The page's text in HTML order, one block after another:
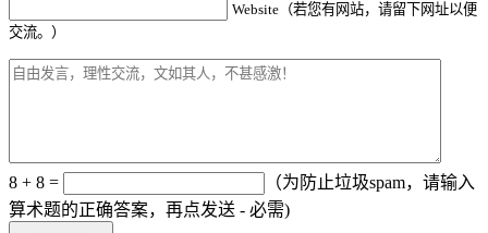
Website（若您有网站，请留下网址以便
交流。）
8 + 8 =
（为防止垃圾spam，请输入
算术题的正确答案，再点发送 - 必需)